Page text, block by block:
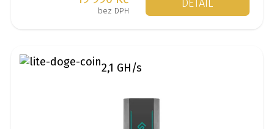
vyzkoušet těžbu kryptoměn v domacím
bez DPH
DETAIL
2,1 GH/s